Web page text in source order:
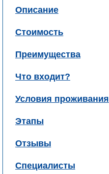
Описание
Стоимость
Преимущества
Что входит?
Условия проживания
Этапы
Отзывы
Специалисты